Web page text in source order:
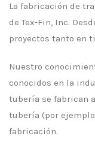
La fabricación de
de Tex-Fin, Inc.
proyectos tanto en
Nuestro
conocidos en la
tubería se fabrican
tubería (por
fabricación.